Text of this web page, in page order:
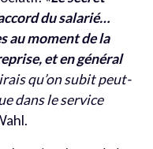
du salarié…
au moment de la
et en général
qu’on subit peut-
dans le service